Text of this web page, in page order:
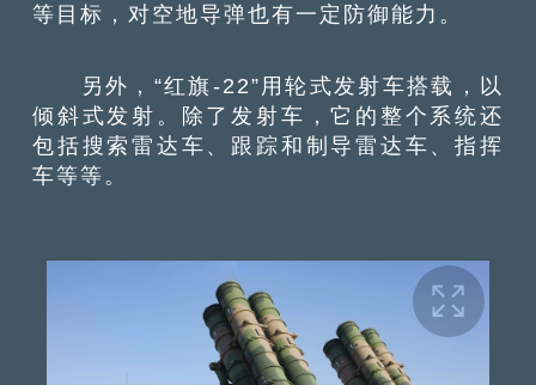
等目标，对空地导弹也有一定防御能力。
另外，“红旗-22”用轮式发射车搭载，以
倾斜式发射。除了发射车，它的整个系统还
包括搜索雷达车、跟踪和制导雷达车、指挥
车等等。